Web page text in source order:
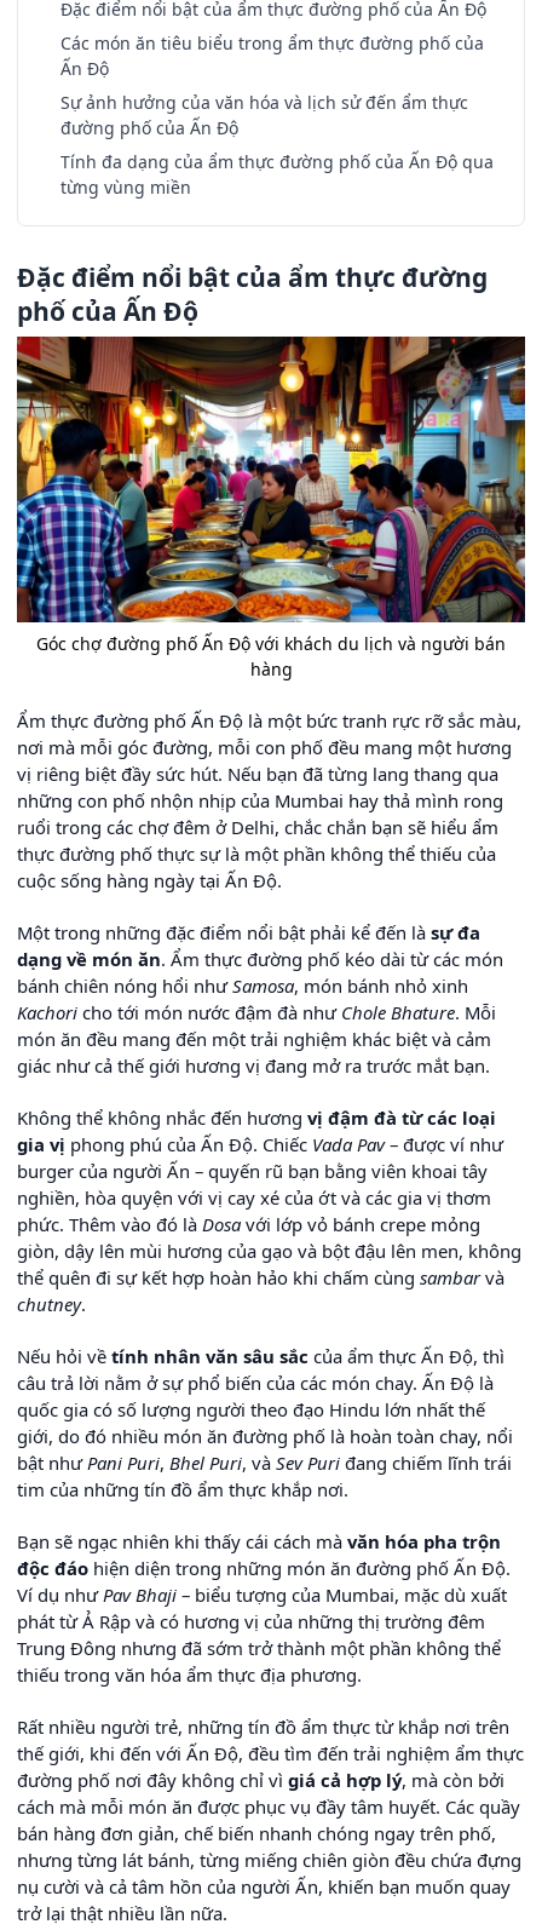
Đặc điểm nổi bật của ẩm thực đường phố của Ấn Độ
Các món ăn tiêu biểu trong ẩm thực đường phố của
Ấn Độ
Sự ảnh hưởng của văn hóa và lịch sử đến ẩm thực
đường phố của Ấn Độ
Tính đa dạng của ẩm thực đường phố của Ấn Độ qua
từng vùng miền
Đặc điểm nổi bật của ẩm thực đường
phố của Ấn Độ
Góc chợ đường phố Ấn Độ với khách du lịch và người bán
hàng
Ẩm thực đường phố Ấn Độ là một bức tranh rực rỡ sắc màu,
nơi mà mỗi góc đường, mỗi con phố đều mang một hương
vị riêng biệt đầy sức hút. Nếu bạn đã từng lang thang qua
những con phố nhộn nhịp của Mumbai hay thả mình rong
ruổi trong các chợ đêm ở Delhi, chắc chắn bạn sẽ hiểu ẩm
thực đường phố thực sự là một phần không thể thiếu của
cuộc sống hàng ngày tại Ấn Độ.
Một trong những đặc điểm nổi bật phải kể đến là sự đa
dạng về món ăn. Ẩm thực đường phố kéo dài từ các món
bánh chiên nóng hổi nhưSamosa, món bánh nhỏ xinh
Kachori cho tới món nước đậm đà như Chole Bhature. Mỗi
món ăn đều mang đến một trải nghiệm khác biệt và cảm
giác như cả thế giới hương vị đang mở ra trước mắt bạn.
Không thể không nhắc đến hương vị đậm đà từ các loại
gia vị phong phú của Ấn Độ. Chiếc Vada Pav– được ví như
burger của người Ấn – quyến rũ bạn bằng viên khoai tây
nghiền, hòa quyện với vị cay xé của ớt và các gia vị thơm
phức. Thêm vào đó là Dosa với lớp vỏ bánh crepe mỏng
giòn, dậy lên mùi hương của gạo và bột đậu lên men, không
thể quên đi sự kết hợp hoàn hảo khi chấm cùng sambarvà
chutney.
Nếu hỏi về tính nhân văn sâu sắc của ẩm thực Ấn Độ, thì
câu trả lời nằm ở sự phổ biến của các món chay. Ấn Độ là
quốc gia có số lượng người theo đạo Hindu lớn nhất thế
giới, do đó nhiều món ăn đường phố là hoàn toàn chay, nổi
bật như Pani Puri, Bhel Puri, và Sev Puri đang chiếm lĩnh trái
tim của những tín đồ ẩm thực khắp nơi.
Bạn sẽ ngạc nhiên khi thấy cái cách mà văn hóa pha trộn
độc đáo hiện diện trong những món ăn đường phố Ấn Độ.
Ví dụ như Pav Bhaji – biểu tượng của Mumbai, mặc dù xuất
phát từ Ả Rập và có hương vị của những thị trường đêm
Trung Đông nhưng đã sớm trở thành một phần không thể
thiếu trong văn hóa ẩm thực địa phương.
Rất nhiều người trẻ, những tín đồ ẩm thực từ khắp nơi trên
thế giới, khi đến với Ấn Độ, đều tìm đến trải nghiệm ẩm thực
đường phố nơi đây không chỉ vì giá cả hợp lý, mà còn bởi
cách mà mỗi món ăn được phục vụ đầy tâm huyết. Các quầy
bán hàng đơn giản, chế biến nhanh chóng ngay trên phố,
nhưng từng lát bánh, từng miếng chiên giòn đều chứa đựng
nụ cười và cả tâm hồn của người Ấn, khiến bạn muốn quay
trở lại thật nhiều lần nữa.